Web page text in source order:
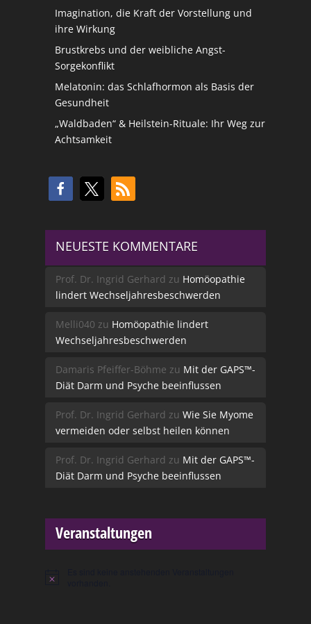
Imagination, die Kraft der Vorstellung und
ihre Wirkung
Brustkrebs und der weibliche Angst-
Sorgekonflikt
Melatonin: das Schlafhormon als Basis der
Gesundheit
„Waldbaden“ & Heilstein-Rituale: Ihr Weg zur
Achtsamkeit
NEUESTE KOMMENTARE
Prof. Dr. Ingrid Gerhard zu Homöopathie
lindert Wechseljahresbeschwerden
Melli040 zu Homöopathie lindert
Wechseljahresbeschwerden
Damaris Pfeiffer-Böhme zu Mit der GAPS™-
Diät Darm und Psyche beeinflussen
Prof. Dr. Ingrid Gerhard zu Wie Sie Myome
vermeiden oder selbst heilen können
Prof. Dr. Ingrid Gerhard zu Mit der GAPS™-
Diät Darm und Psyche beeinflussen
Veranstaltungen
Hinweis